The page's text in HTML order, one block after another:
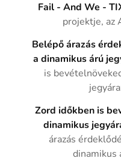
Fail - And We -
projektje, az
Belépő árazás
a dinamikus árú
is
Zord időkben is
dinamikus
árazás
dinamikus